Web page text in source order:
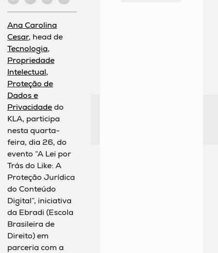
Ana Carolina
Cesar, head de
Tecnologia,
Propriedade
Intelectual,
Proteção de
Dados e
Privacidadedo
KLA, participa
nesta quarta-
feira, dia 26, do
evento “A Lei por
Trás do Like: A
Proteção Jurídica
do Conteúdo
Digital”, iniciativa
da Ebradi (Escola
Brasileira de
Direito) em
parceria com a